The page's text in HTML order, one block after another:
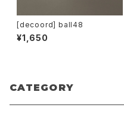
[decoord] ball48
¥1,650
CATEGORY